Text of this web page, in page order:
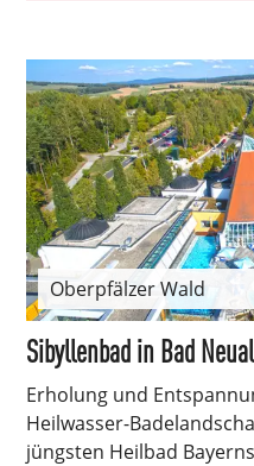
Oberpfälzer Wald
Sibyllenbad in Bad
Erholung und
Heilwasser-
jüngsten Heilbad